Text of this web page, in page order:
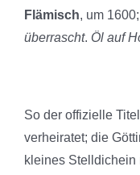
Flämisch, um 1600;
überrascht. Öl auf
So der offizielle
verheiratet; die
kleines Stelldichein